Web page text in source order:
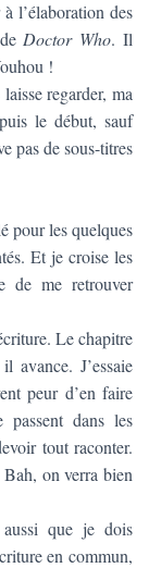
l’élaboration des
Doctor Who. Il
!
regarder, ma
le début, sauf
pas de sous-titres
pour les quelques
Et je croise les
de me retrouver
Le chapitre
avance. J’essaie
peur d’en faire
passent dans les
tout raconter.
on verra bien
que je dois
en commun,